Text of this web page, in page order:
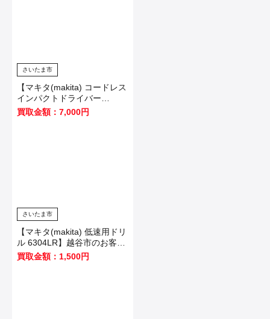
さいたま市
【マキタ(makita) コードレス
インパクトドライバー
TD173DZB】川口市のお客様
から買取いたしました！
買取金額：7,000円
さいたま市
【マキタ(makita) 低速用ドリ
ル 6304LR】越谷市のお客様
から買取いたしました！
買取金額：1,500円